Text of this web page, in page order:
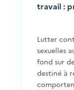
travail :
Lutter
sexuelles
fond sur
destiné à